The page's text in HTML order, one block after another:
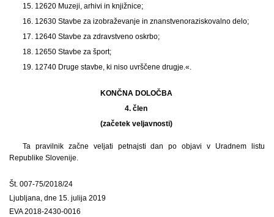
15. 12620 Muzeji, arhivi in knjižnice;
16. 12630 Stavbe za izobraževanje in znanstvenoraziskovalno delo;
17. 12640 Stavbe za zdravstveno oskrbo;
18. 12650 Stavbe za šport;
19. 12740 Druge stavbe, ki niso uvrščene drugje.«.
KONČNA DOLOČBA
4. člen
(začetek veljavnosti)
Ta pravilnik začne veljati petnajsti dan po objavi v Uradnem listu
Republike Slovenije.
Št. 007-75/2018/24
Ljubljana, dne 15. julija 2019
EVA 2018-2430-0016